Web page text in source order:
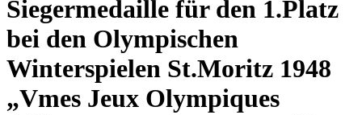
Siegermedaille für den 1.Platz
bei den Olympischen
Winterspielen St.Moritz 1948
„Vmes Jeux Olympiques